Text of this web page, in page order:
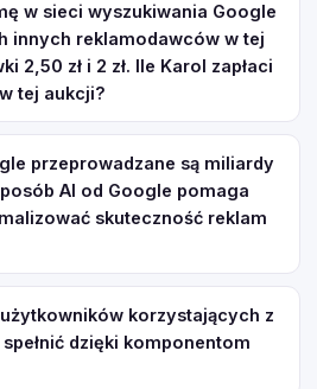
w sieci wyszukiwania Google
innych reklamodawców w tej
2,50 zł i 2 zł. Ile Karol zapłaci
tej aukcji?
przeprowadzane są miliardy
AI od Google pomaga
skuteczność reklam
korzystających z
dzięki komponentom